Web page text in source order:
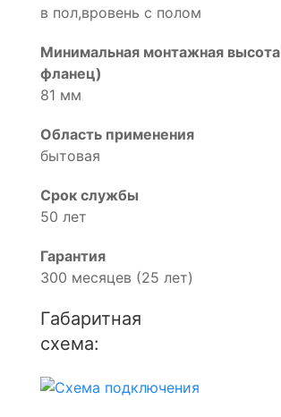
в пол,вровень с полом
Минимальная монтажная
фланец)
81 мм
Область применения
бытовая
Срок службы
50 лет
Гарантия
300 месяцев (25 лет)
Габаритная
схема: